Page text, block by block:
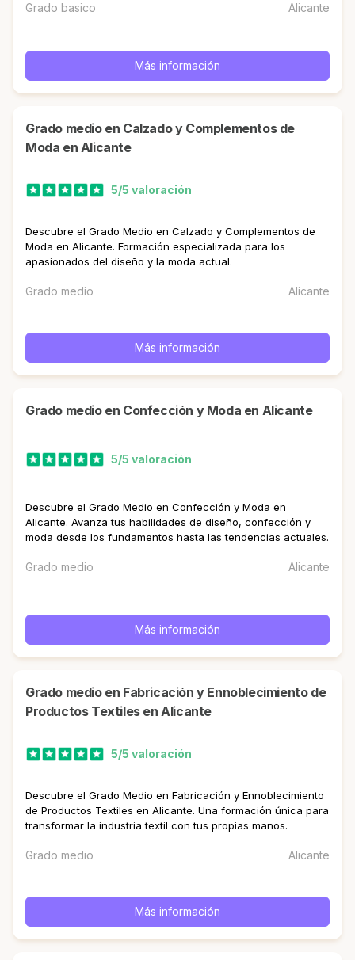
Grado basico Alicante
Más información
Grado medio en Calzado y Complementos de
Moda en Alicante
5/5 valoración
Descubre el Grado Medio en Calzado y Complementos de
Moda en Alicante. Formación especializada para los
apasionados del diseño y la moda actual.
Grado medio Alicante
Más información
Grado medio en Confección y Moda en Alicante
5/5 valoración
Descubre el Grado Medio en Confección y Moda en
Alicante. Avanza tus habilidades de diseño, confección y
moda desde los fundamentos hasta las tendencias actuales.
Grado medio Alicante
Más información
Grado medio en Fabricación y Ennoblecimiento de
Productos Textiles en Alicante
5/5 valoración
Descubre el Grado Medio en Fabricación y Ennoblecimiento
de Productos Textiles en Alicante. Una formación única para
transformar la industria textil con tus propias manos.
Grado medio Alicante
Más información